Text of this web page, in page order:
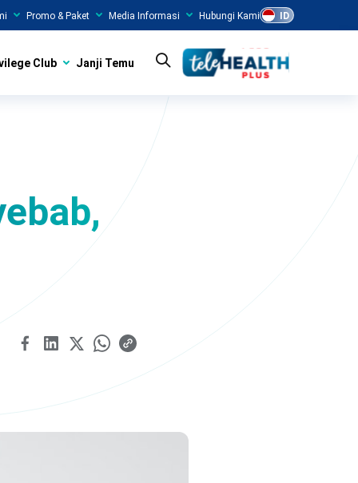
Promo & Paket Media Informasi Hubungi Kami ID
Club Janji Temu